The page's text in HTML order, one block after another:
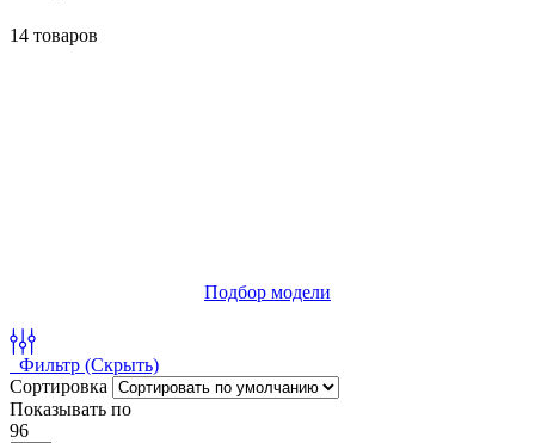
14 товаров
Подбор модели
Фильтр (Скрыть)
Сортировка
Показывать по
96